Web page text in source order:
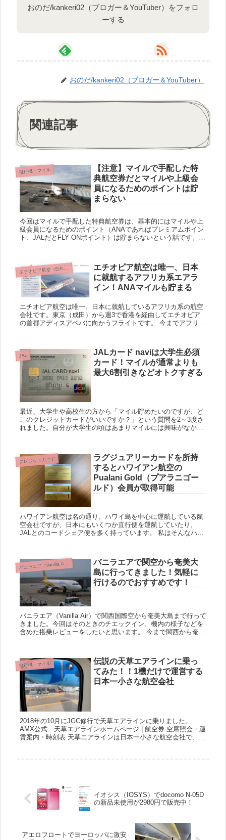
おのだ/kankeri02（ブロガー＆YouTuber）をフォロ
ーする
おのだ/kankeri02（ブロガー＆YouTuber）
関連記事
飛行機・マイル
【注意】マイルで手配した特
典航空券だとマイルや上級会
員になるためのポイントは貯
まらない
今回はマイルで手配した特典航空券は、基本的にはマイルや上
級会員になるためのポイント（ANAであればプレミアムポイン
ト、JALだとFLY ONポイント）は貯まらないという話です。
エチオピア航空（Ethiopian Airlines）
エチオピア航空は唯一、日本
に就航するアフリカ系エアラ
イン！ANAマイルも貯まる
エチオピア航空は唯一、日本に就航しているアフリカ系の航空
会社です。東京（成田）から週3で香港を経由してエチオピア
の首都アディスアベバに向かうフライトです。 今までアフリカ
JAL
JALカード naviは大学生必須
カード！マイルが通常よりも
最大6割引きなどオトクすぎる
最近、大学生や高校生の方から「マイル貯めたいのですが、ど
このクレジットカードがいいですか？」という質問を2～3度さ
れました。自分が大学生の頃はあまりマイルには興味がなかっ
クレジットカード
ラグジュアリーカードを所持
するとハワイアン航空の
Pualani Gold（プアラニゴー
ルド）会員が取得可能
ハワイアン航空は名の通り、ハワイ島を中心に運航している航
空会社ですが、日本にもいくつか直行便を運航していたり、
JALとのコードシェア便を多く持っています。 私はそんなハワ
バ
ニラエア（Vanilla Air）
バニラエアで関空から奄美大
島に行ってきました！気軽に
行けるのでおすすめです！
バニラエア（Vanilla Air）で関西国際空から奄美大島まで行って
きました。今回はそのときのチエックイン、機内の様子などを
含めた搭乗レビューをしたいと思います。 今まで関西から奄美
飛行機・マイル
伝説の天草エアラインに乗っ
てみた！！1機だけで運営する
日本一小さな航空会社
2018年の10月にJGC修行で天草エアラインに乗りました。
AMX公式 天草エアラインホームページ | 航空券 空席照会・運
賃案内・時刻表 天草エアラインは日本一小さな航空会社で、天
イオシス（IOSYS）でdocomo N-05D
の新品未使用が2980円で販売中！
アエロフロートでヨーロッパに激安